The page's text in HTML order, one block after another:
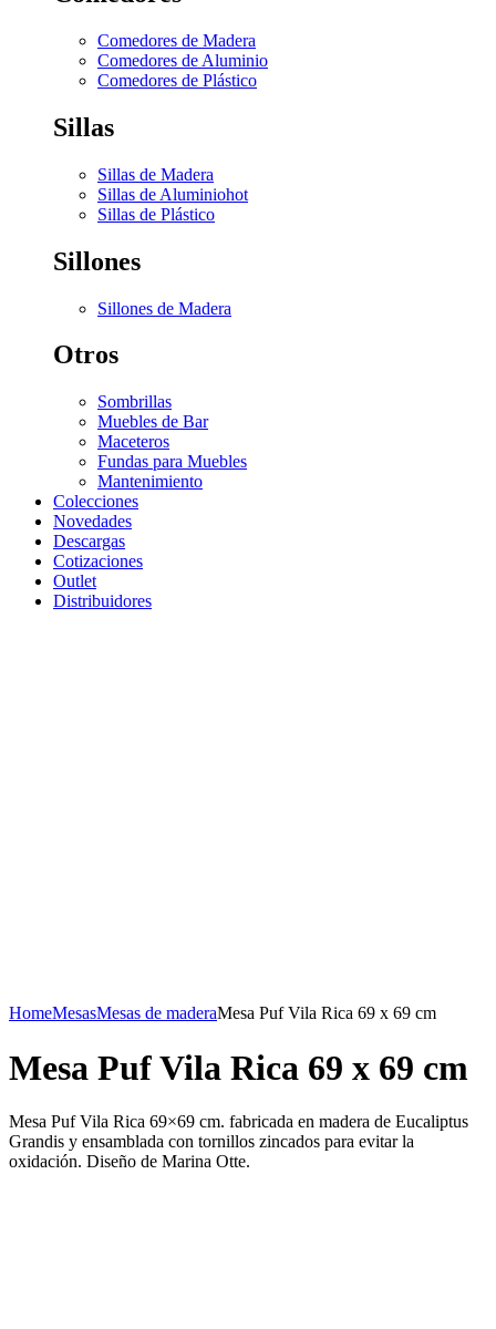
Comedores de Madera
Comedores de Aluminio
Comedores de Plástico
Sillas
Sillas de Madera
Sillas de Aluminiohot
Sillas de Plástico
Sillones
Sillones de Madera
Otros
Sombrillas
Muebles de Bar
Maceteros
Fundas para Muebles
Mantenimiento
Colecciones
Novedades
Descargas
Cotizaciones
Outlet
Distribuidores
HomeMesasMesas de maderaMesa Puf Vila Rica 69 x 69 cm
Mesa Puf Vila Rica 69 x 69 cm
Mesa Puf Vila Rica 69×69 cm. fabricada en madera de Eucaliptus
Grandis y ensamblada con tornillos zincados para evitar la
oxidación. Diseño de Marina Otte.